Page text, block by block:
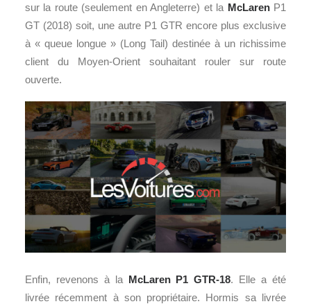
sur la route (seulement en Angleterre) et la McLarenP1
GT (2018) soit, une autre P1 GTR encore plus exclusive
à « queue longue » (Long Tail) destinée à un richissime
client du Moyen-Orient souhaitant rouler sur route
ouverte.
Enfin, revenons à la McLaren P1 GTR-18. Elle a été
livrée récemment à son propriétaire. Hormis sa livrée